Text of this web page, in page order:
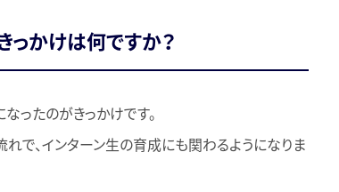
っかけは何ですか？
ったのがきっかけです。
れで、インターン生の育成にも関わるようになりま